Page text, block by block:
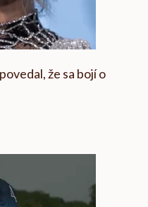
že sa bojí o